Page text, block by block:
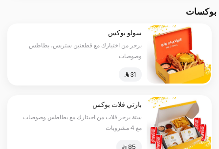
بوكسات
سولو بوكس
برجر من اختيارك مع قطعتين ستربس، بطاطس
وصوصات
بارتي فلات بوكس
ستة برجر فلات من اخيتارك مع بطاطس وصوصات
مع 4 مشروبات